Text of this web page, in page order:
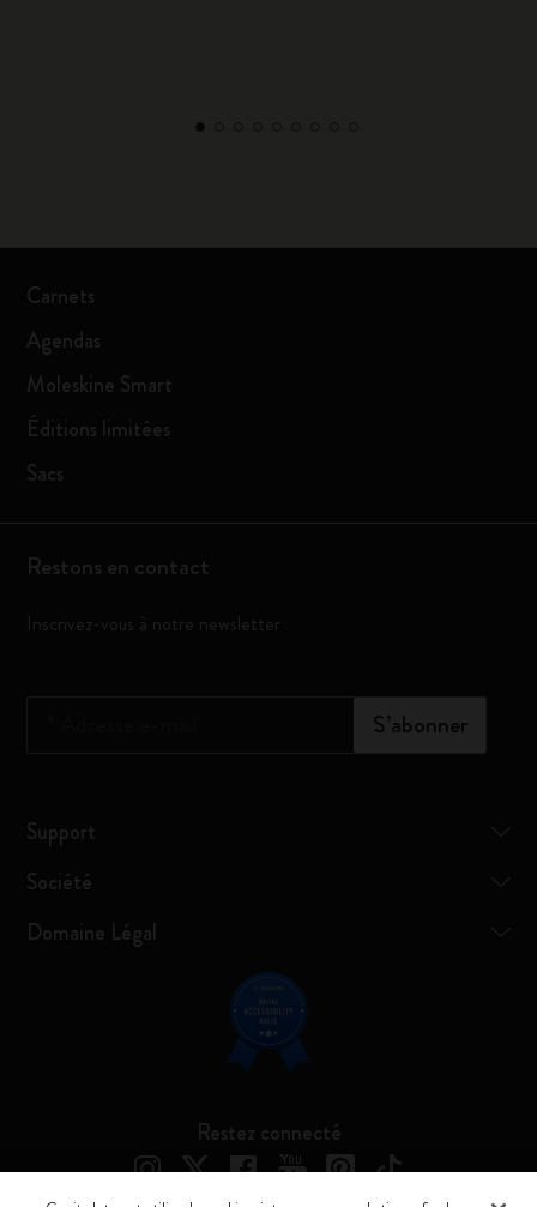
Carnets
Agendas
Moleskine Smart
Éditions limitées
Sacs
Restons en contact
Inscrivez-vous à notre newsletter
S’abonner
Support
Société
Domaine Légal
Restez connecté